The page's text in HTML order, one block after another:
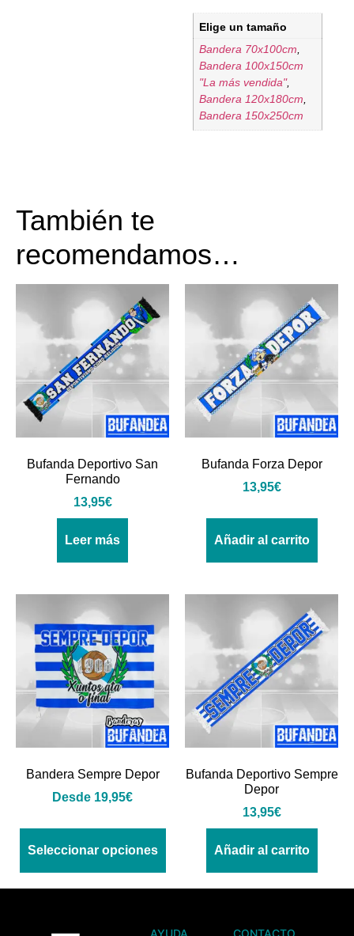
Elige un tamaño
Bandera 70x100cm
Bandera 100x150cm
"La más vendida",
Bandera 120x180cm
Bandera 150x250cm
También te
recomendamos…
Bufanda Deportivo San
Fernando
13,95€
Leer más
Bufanda Forza Depor
13,95€
Añadir al carrito
Bandera Sempre Depor
Desde 19,95€
Seleccionar opciones
Bufanda Deportivo Sempre
Depor
13,95€
Añadir al carrito
AYUDA CONTACTO